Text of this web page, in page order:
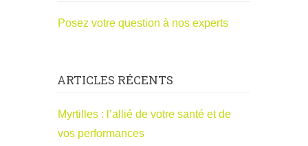
Posez votre question à nos experts
ARTICLES RÉCENTS
Myrtilles : l’allié de votre santé et de
vos performances